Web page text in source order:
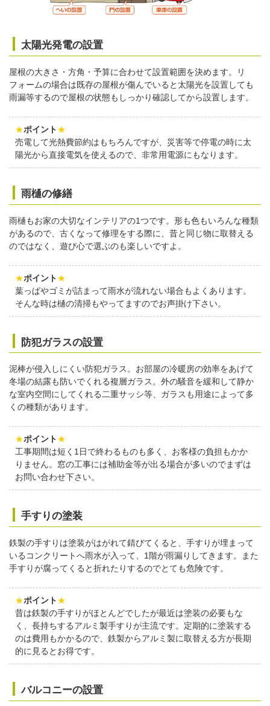
太陽光発電の設置
屋根の大きさ・方角・予算に合わせて設置範囲を決めます。リ
フォームの場合は既存の屋根が傷んでいると太陽光を設置しても
雨漏等するので屋根の状態もしっかり確認してから設置します。
★ポイント★
売電して光熱費節約はもちろんですが、災害等で停電の時に太
陽光から直接電気を使えるので、非常用電源にもなります。
雨樋の修繕
雨樋もお家の大切なインテリアの1つです。形も色もいろんな種類
があるので、古くなって修理をする際に、昔と同じ物に取替える
のではなく、遊び心で選ぶのも楽しいですよ。
★ポイント★
葉っぱやゴミが詰まって雨水が流れない場合もよくあります。
そんな時は樋の清掃もやってますのでお声掛け下さい。
防犯ガラスの設置
泥棒が侵入しにくい防犯ガラス。お部屋の冷暖房の効率をあげて
冬場の結露も防いでくれる複層ガラス。外の騒音を緩和して静か
な室内空間にしてくれる二重サッシ等、ガラスも用途によって多
くの種類があります。
★ポイント★
工事期間は短く1日で終わるものも多く、お客様の負担もかか
りません。窓の工事には補助金等が出る場合が多いのでまずは
お問い合わせ下さい。
手すりの塗装
鉄製の手すりは塗装がはがれて錆びてくると、手すりが埋まって
いるコンクリートへ雨水が入って、1階が雨漏りしてきます。また
手すりが腐ってくると折れたりするのでとても危険です。
★ポイント★
昔は鉄製の手すりがほとんどでしたが最近は塗装の必要もな
く、長持ちするアルミ製手すりが主流です。定期的に塗装する
のは費用もかかるので、鉄製からアルミ製に取替える方が長期
的に見るとお得です。
バルコニーの設置